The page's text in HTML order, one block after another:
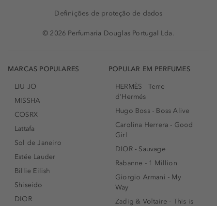
Definições de proteção de dados
© 2026 Perfumaria Douglas Portugal Lda.
MARCAS POPULARES
LIU JO
MISSHA
COSRX
Lattafa
Sol de Janeiro
Estée Lauder
Billie Eilish
Shiseido
DIOR
POPULAR EM PERFUMES
HERMÈS - Terre
d'Hermés
Hugo Boss - Boss Alive
Carolina Herrera - Good
Girl
DIOR - Sauvage
Rabanne - 1 Million
Giorgio Armani - My
Way
Zadig & Voltaire - This is